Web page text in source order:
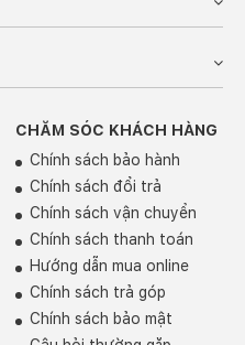
CHĂM SÓC KHÁCH HÀNG
Chính sách bảo hành
Chính sách đổi trả
Chính sách vận chuyển
Chính sách thanh toán
Hướng dẫn mua online
Chính sách trả góp
Chính sách bảo mật